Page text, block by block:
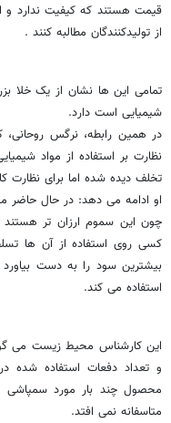
قیمت هستند که کیفیت ندارد و
از تولیدکنندگان مطالبه کنند .
تمامی این ها نشان از یک خلا
شیمیایی است دارد.
در همین رابطه، نرگس
نظارت بر استفاده از مواد
تخلف دیده شده اما برای نظارت
او ادامه می دهد: در حال حاضر
چون این سموم ارزان تر
کسی روی استفاده از آن ها
بیشترین سود را به دست
استفاده می کند.
این کارشناس محیط زیست می
و تعداد دفعات استفاده شده
محصول چند بار مورد سمپاشی
متاسفانه نمی افتد.